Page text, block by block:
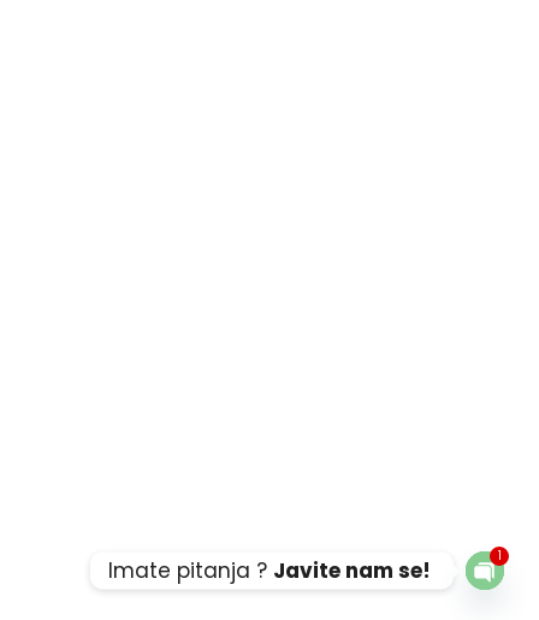
Imate pitanja ? Javite nam se! 1